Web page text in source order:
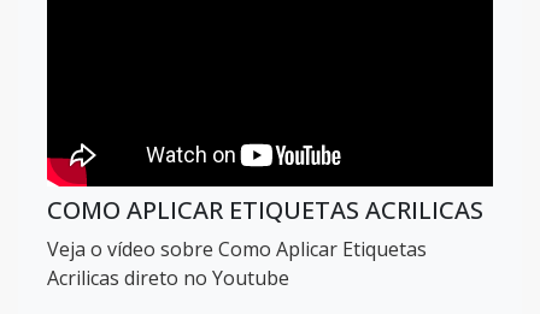
COMO APLICAR ETIQUETAS ACRILICAS
Veja o vídeo sobre Como Aplicar Etiquetas
Acrilicas direto no Youtube